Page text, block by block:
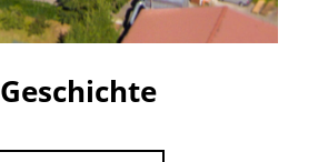
Geschichte